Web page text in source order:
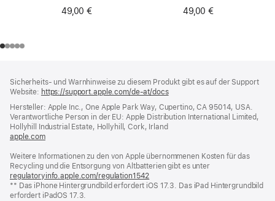
49,00 €
49,00 €
Sicherheits- und Warnhinweise zu diesem Produkt gibt es auf der Support
Website: https://support.apple.com/de-at/docs(öffnet
neues
Fenster)
Hersteller: Apple Inc., One Apple Park Way, Cupertino, CA 95014, USA.
Verantwortliche Person in der EU: Apple Distribution International Limited,
Hollyhill Industrial Estate, Hollyhill, Cork, Irland
apple.com(öffnet
neues
Fenster)
Weitere Informationen zu den von Apple übernommenen Kosten für das
Recycling und die Entsorgung von Altbatterien gibt es unter
regulatoryinfo.apple.com/regulation1542
ein
** Das iPhone Hintergrundbild erfordert iOS 17.3. Das iPad Hintergrundbild
erfordert iPadOS 17.3.